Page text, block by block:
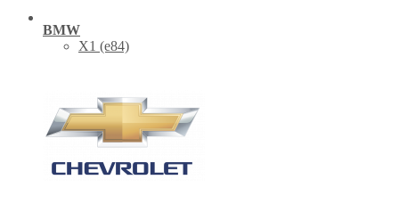
BMW
X1 (е84)